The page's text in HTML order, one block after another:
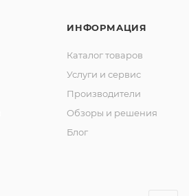
ИНФОРМАЦИЯ
Каталог товаров
Услуги и сервис
Производители
Обзоры и решения
Блог